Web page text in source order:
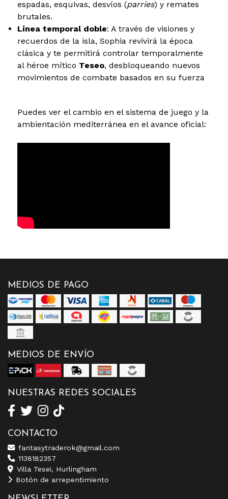
espadas, esquivas, desvíos (parries) y remates
brutales.
Línea temporal doble: A través de visiones y
recuerdos de la isla, Sophia revivirá la época
clásica y te permitirá controlar temporalmente
al héroe mítico Teseo, desbloqueando nuevos
movimientos de combate basados en su fuerza
Puedes ver el cambio en el sistema de juego y la
ambientación mediterránea en el avance oficial:
MEDIOS DE PAGO
MEDIOS DE ENVÍO
NUESTRAS REDES SOCIALES
CONTACTO
fantasytraderok@gmail.com
1138182357
Villa Tesei, Hurlingham
Botón de arrepentimiento